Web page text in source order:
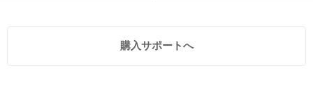
購入サポートへ